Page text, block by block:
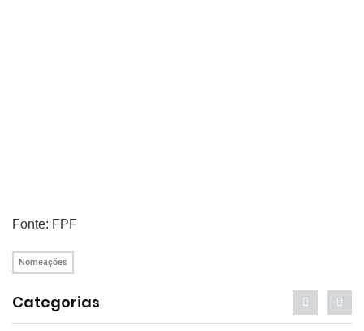
Fonte: FPF
Nomeações
Categorias